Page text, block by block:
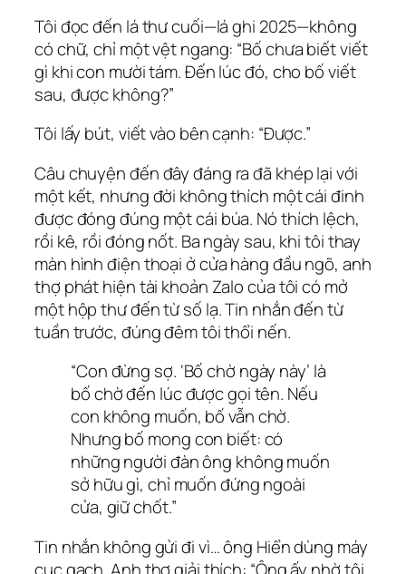
Tôi đọc đến lá thư cuối—lá ghi 2025—không
có chữ, chỉ một vệt ngang: “Bố chưa biết viết
gì khi con mười tám. Đến lúc đó, cho bố viết
sau, được không?”
Tôi lấy bút, viết vào bên cạnh: “Được.”
Câu chuyện đến đây đáng ra đã khép lại với
một kết, nhưng đời không thích một cái đinh
được đóng đúng một cái búa. Nó thích lệch,
rồi kê, rồi đóng nốt. Ba ngày sau, khi tôi thay
màn hình điện thoại ở cửa hàng đầu ngõ, anh
thợ phát hiện tài khoản Zalo của tôi có mở
một hộp thư đến từ số lạ. Tin nhắn đến từ
tuần trước, đúng đêm tôi thổi nến.
“Con đừng sợ. ‘Bố chờ ngày này’ là
bố chờ đến lúc được gọi tên. Nếu
con không muốn, bố vẫn chờ.
Nhưng bố mong con biết: có
những người đàn ông không muốn
sở hữu gì, chỉ muốn đứng ngoài
cửa, giữ chốt.”
Tin nhắn không gửi đi vì… ông Hiển dùng máy